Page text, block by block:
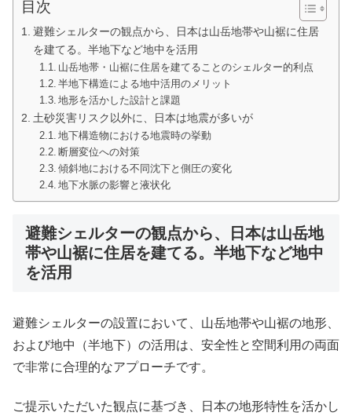
目次
避難シェルターの観点から、日本は山岳地帯や山裾に住居
を建てる。半地下など地中を活用
山岳地帯・山裾に住居を建てることのシェルター的利点
半地下構造による地中活用のメリット
地形を活かした設計と課題
土砂災害リスク以外に、日本は地震が多いが
地下構造物における地震時の挙動
断層変位への対策
傾斜地における不同沈下と側圧の変化
地下水脈の影響と液状化
避難シェルターの観点から、日本は山岳地
帯や山裾に住居を建てる。半地下など地中
を活用
避難シェルターの設置において、山岳地帯や山裾の地形、
および地中（半地下）の活用は、安全性と空間利用の両面
で非常に合理的なアプローチです。
ご提示いただいた観点に基づき、日本の地形特性を活かし